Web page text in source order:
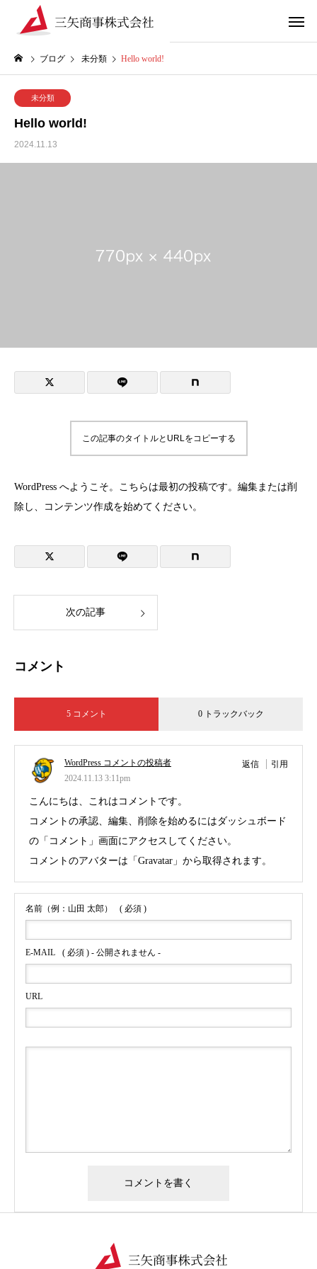
ブログ 未分類 Hello world!
未分類
Hello world!
2024.11.13
この記事のタイトルとURLをコピーする
WordPress へようこそ。こちらは最初の投稿です。編集または削
除し、コンテンツ作成を始めてください。
次の記事
コメント
5 コメント 0 トラックバック
WordPress コメントの投稿者
2024.11.13 3:11pm
返信 引用
こんにちは、これはコメントです。
コメントの承認、編集、削除を始めるにはダッシュボード
の「コメント」画面にアクセスしてください。
コメントのアバターは「 Gravatar 」から取得されます。
名前（例：山田 太郎） ( 必須 )
E-MAIL ( 必須 ) - 公開されません -
URL